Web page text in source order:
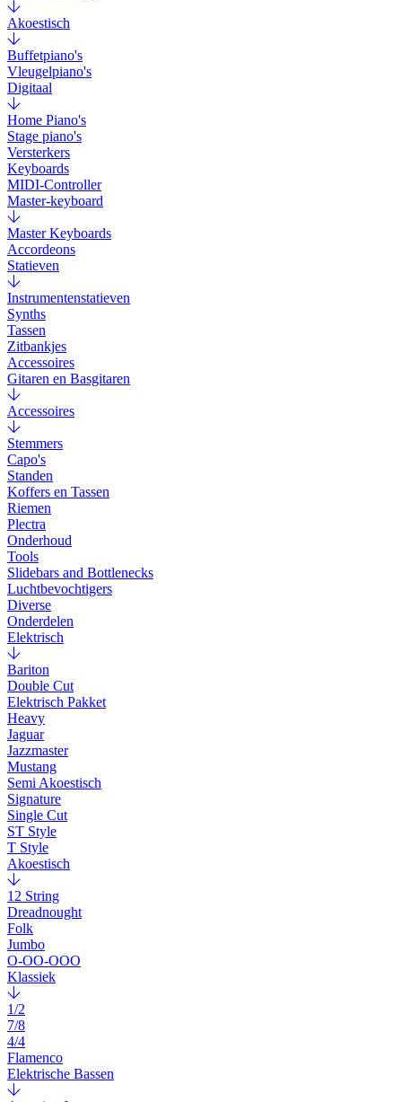
Akoestisch
Buffetpiano's
Vleugelpiano's
Digitaal
Home Piano's
Stage piano's
Versterkers
Keyboards
MIDI-Controller
Master-keyboard
Master Keyboards
Accordeons
Statieven
Instrumentenstatieven
Synths
Tassen
Zitbankjes
Accessoires
Gitaren en Basgitaren
Accessoires
Stemmers
Capo's
Standen
Koffers en Tassen
Riemen
Plectra
Onderhoud
Tools
Slidebars and Bottlenecks
Luchtbevochtigers
Diverse
Onderdelen
Elektrisch
Bariton
Double Cut
Elektrisch Pakket
Heavy
Jaguar
Jazzmaster
Mustang
Semi Akoestisch
Signature
Single Cut
ST Style
T Style
Akoestisch
12 String
Dreadnought
Folk
Jumbo
O-OO-OOO
Klassiek
1/2
7/8
4/4
Flamenco
Elektrische Bassen